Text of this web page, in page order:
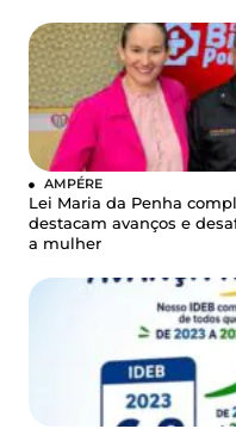
AMPÉRE
Lei Maria da Penha
destacam avanços e
a mulher